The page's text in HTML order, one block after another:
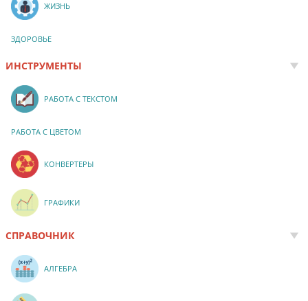
ЖИЗНЬ
ЗДОРОВЬЕ
ИНСТРУМЕНТЫ
РАБОТА С ТЕКСТОМ
РАБОТА С ЦВЕТОМ
КОНВЕРТЕРЫ
ГРАФИКИ
СПРАВОЧНИК
АЛГЕБРА